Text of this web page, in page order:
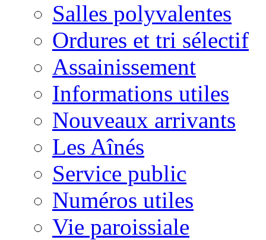
Salles polyvalentes
Ordures et tri sélectif
Assainissement
Informations utiles
Nouveaux arrivants
Les Aînés
Service public
Numéros utiles
Vie paroissiale